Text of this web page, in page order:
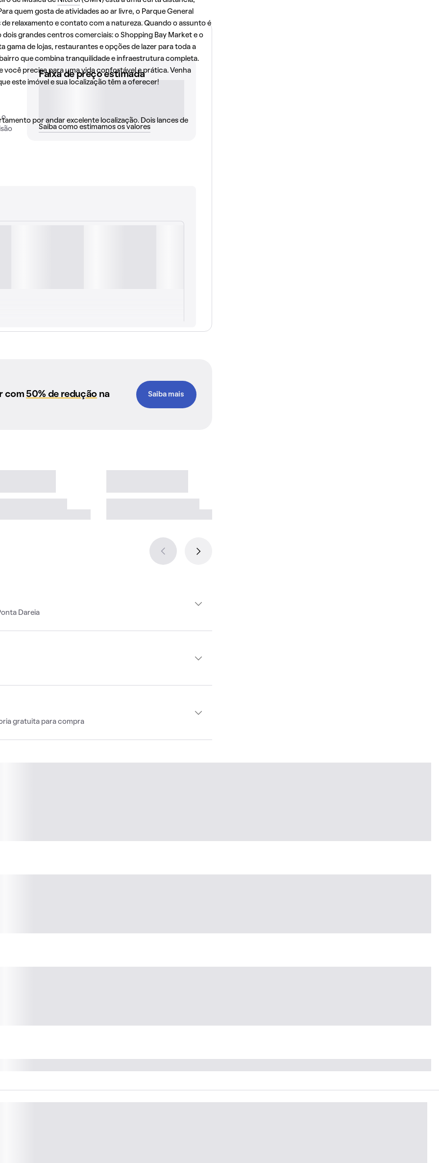
quem gosta de atividades ao ar livre, o Parque General
relaxamento e contato com a natureza. Quando o assunto é
grandes centros comerciais: o Shopping Bay Market e o
gama de lojas, restaurantes e opções de lazer para toda a
que combina tranquilidade e infraestrutura completa.
você precisa para uma vida confortável e prática. Venha
este imóvel e sua localização têm a oferecer!
por andar excelente localização. Dois lances de
o
Faixa de preço estimada
Saiba como estimamos os valores
com 50% de reduçãona
Saiba mais
Dareia
gratuita para compra